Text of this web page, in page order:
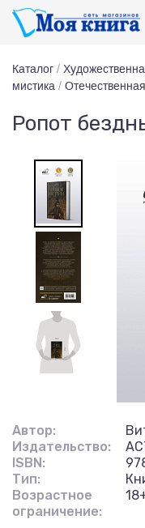
Каталог /
мистика / Отечественная
Ропот
Автор:
Издательство:
ISBN:
Тип:
Возрастное
ограничение: